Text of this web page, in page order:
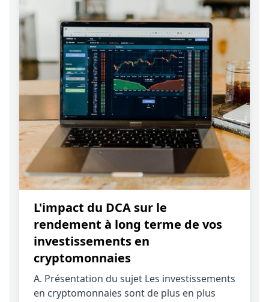
L'impact du DCA sur le
rendement à long terme de vos
investissements en
cryptomonnaies
A. Présentation du sujet Les investissements
en cryptomonnaies sont de plus en plus